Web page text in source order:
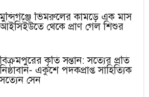
ভিমরুলের কামড়ে এক মাস
থেকে প্রাণ গেল শিশুর
বিক্রমপুরের কৃতি সন্তান: সত্যের প্রতি
নিষ্ঠাবান- একুশে পদকপ্রাপ্ত সাহিত্যিক
সত্যেন সেন